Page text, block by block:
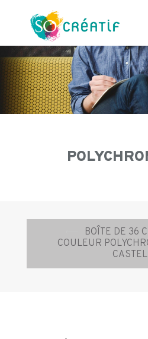
contenu
Navigation
d’article
BOÎTE DE 36
COULEUR